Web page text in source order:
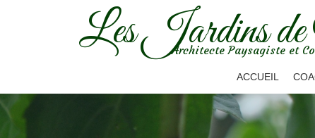
Les Jardins
Architecte Paysagiste et
ACCUEIL